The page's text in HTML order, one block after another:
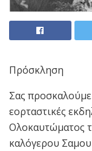
Πρόσκληση
Σας προσκαλούμε
εορταστικές
Ολοκαυτώματος
καλόγερου